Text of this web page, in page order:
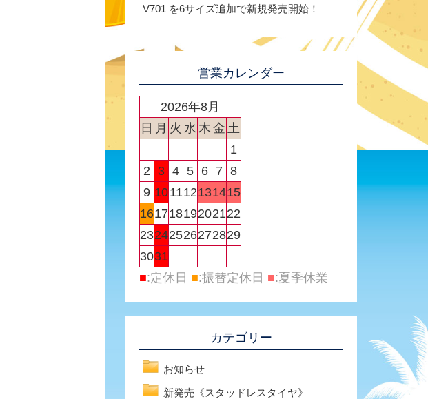
V701 を6サイズ追加で新規発売開始！
営業カレンダー
2026年8月
日 月 火 水 木 金 土
1
2
3 4 5 6 7 8
9 101112131415
16171819202122
23242526272829
3031
■:定休日 ■:振替定休日 ■:夏季休業
カテゴリー
お知らせ
新発売《スタッドレスタイヤ》